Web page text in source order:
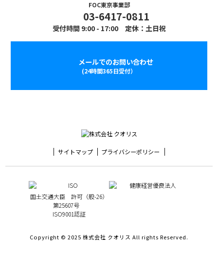
FOC東京事業部
03-6417-0811
受付時間 9:00 - 17:00 定休：土日祝
メールでのお問い合わせ
(24時間365日受付）
サイトマップ プライバシーポリシー
国土交通大臣 許可（般-26）
第25607号
ISO9001認証
Copyright © 2025 株式会社 クオリス All rights Reserved.